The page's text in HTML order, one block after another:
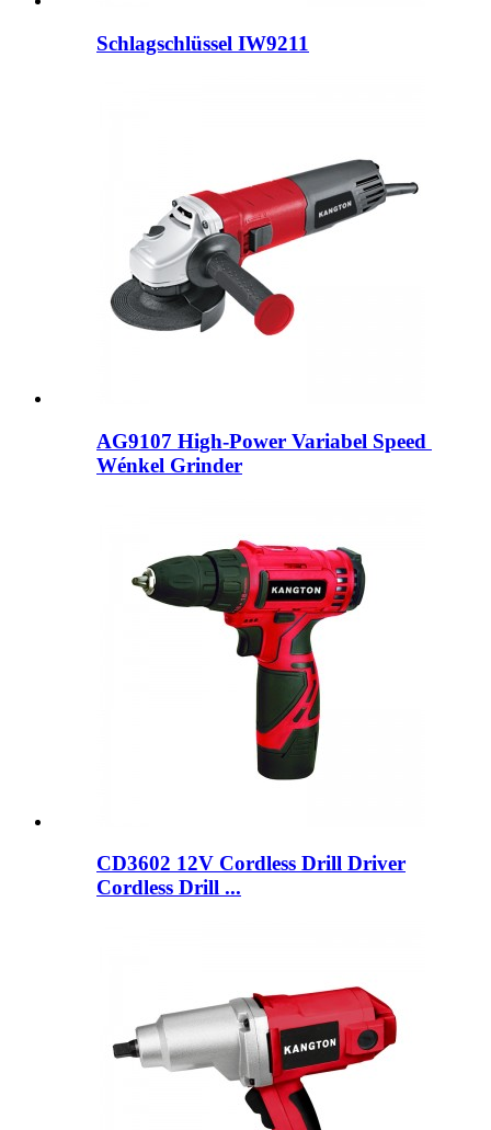
Schlagschlüssel IW9211
AG9107 High-Power Variabel Speed ​​
Wénkel Grinder
CD3602 12V Cordless Drill Driver
Cordless Drill ...